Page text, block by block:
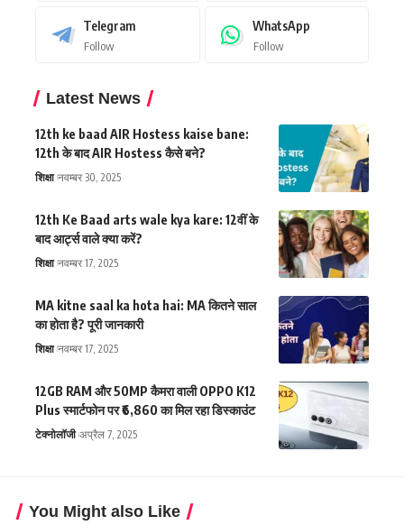
Telegram
Follow
WhatsApp
Follow
Latest News
12th ke baad AIR Hostess kaise bane:
12th के बाद AIR Hostess कैसे बने?
शिक्षा नवम्बर 30, 2025
12th Ke Baad arts wale kya kare: 12वीं के
बाद आर्ट्स वाले क्या करें?
शिक्षा नवम्बर 17, 2025
MA kitne saal ka hota hai: MA कितने साल
का होता है? पूरी जानकारी
शिक्षा नवम्बर 17, 2025
12GB RAM और 50MP कैमरा वाली OPPO K12
Plus स्मार्टफोन पर ₹6,860 का मिल रहा डिस्काउंट
टेक्नोलॉजी अप्रैल 7, 2025
You Might also Like